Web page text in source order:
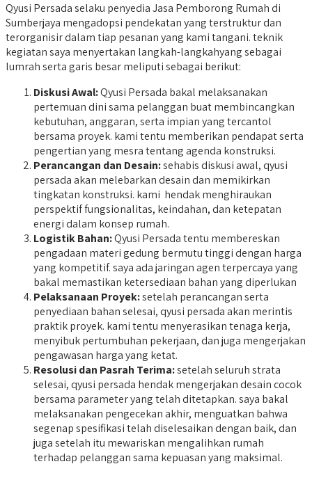
Qyusi Persada selaku penyedia Jasa Pemborong Rumah di
Sumberjaya mengadopsi pendekatan yang terstruktur dan
terorganisir dalam tiap pesanan yang kami tangani. teknik
kegiatan saya menyertakan langkah-langkahyang sebagai
lumrah serta garis besar meliputi sebagai berikut:
Diskusi Awal:Qyusi Persada bakal melaksanakan
pertemuan dini sama pelanggan buat membincangkan
kebutuhan, anggaran, serta impian yang tercantol
bersama proyek. kami tentu memberikan pendapat serta
pengertian yang mesra tentang agenda konstruksi.
Perancangan dan Desain:sehabis diskusi awal, qyusi
persada akan melebarkan desain dan memikirkan
tingkatan konstruksi. kami hendak menghiraukan
perspektif fungsionalitas, keindahan, dan ketepatan
energi dalam konsep rumah.
Logistik Bahan:Qyusi Persada tentu membereskan
pengadaan materi gedung bermutu tinggi dengan harga
yang kompetitif. saya ada jaringan agen terpercaya yang
bakal memastikan ketersediaan bahan yang diperlukan
Pelaksanaan Proyek:setelah perancangan serta
penyediaan bahan selesai, qyusi persada akan merintis
praktik proyek. kami tentu menyerasikan tenaga kerja,
menyibuk pertumbuhan pekerjaan, dan juga mengerjakan
pengawasan harga yang ketat.
Resolusi dan Pasrah Terima:setelah seluruh strata
selesai, qyusi persada hendak mengerjakan desain cocok
bersama parameter yang telah ditetapkan. saya bakal
melaksanakan pengecekan akhir, menguatkan bahwa
segenap spesifikasi telah diselesaikan dengan baik, dan
juga setelah itu mewariskan mengalihkan rumah
terhadap pelanggan sama kepuasan yang maksimal.